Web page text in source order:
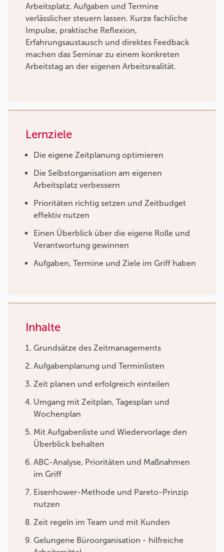
Arbeitsplatz, Aufgaben und Termine
verlässlicher steuern lassen. Kurze fachliche
Impulse, praktische Reflexion,
Erfahrungsaustausch und direktes Feedback
machen das Seminar zu einem konkreten
Arbeitstag an der eigenen Arbeitsrealität.
Lernziele
Die eigene Zeitplanung optimieren
Die Selbstorganisation am eigenen
Arbeitsplatz verbessern
Prioritäten richtig setzen und Zeitbudget
effektiv nutzen
Einen Überblick über die eigene Rolle und
Verantwortung gewinnen
Aufgaben, Termine und Ziele im Griff haben
Inhalte
Grundsätze des Zeitmanagements
Aufgabenplanung und Terminlisten
Zeit planen und erfolgreich einteilen
Umgang mit Zeitplan, Tagesplan und
Wochenplan
Mit Aufgabenliste und Wiedervorlage den
Überblick behalten
ABC-Analyse, Prioritäten und Maßnahmen
im Griff
Eisenhower-Methode und Pareto-Prinzip
nutzen
Zeit regeln im Team und mit Kunden
Gelungene Büroorganisation - hilfreiche